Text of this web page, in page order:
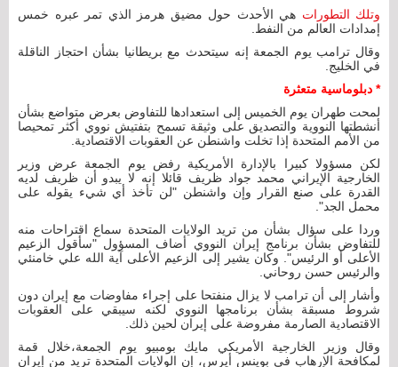
وتلك التطورات هي الأحدث حول مضيق هرمز الذي تمر عبره خمس
إمدادات العالم من النفط.
وقال ترامب يوم الجمعة إنه سيتحدث مع بريطانيا بشأن احتجاز الناقلة
في الخليج.
* دبلوماسية متعثرة
لمحت طهران يوم الخميس إلى استعدادها للتفاوض بعرض متواضع بشأن
أنشطتها النووية والتصديق على وثيقة تسمح بتفتيش نووي أكثر تمحيصا
من الأمم المتحدة إذا تخلت واشنطن عن العقوبات الاقتصادية.
لكن مسؤولا كبيرا بالإدارة الأمريكية رفض يوم الجمعة عرض وزير
الخارجية الإيراني محمد جواد ظريف قائلا إنه لا يبدو أن ظريف لديه
القدرة على صنع القرار وإن واشنطن "لن تأخذ أي شيء يقوله على
محمل الجد".
وردا على سؤال بشأن من تريد الولايات المتحدة سماع اقتراحات منه
للتفاوض بشأن برنامج إيران النووي أضاف المسؤول "سأقول الزعيم
الأعلى أو الرئيس". وكان يشير إلى الزعيم الأعلى آية الله علي خامنئي
والرئيس حسن روحاني.
وأشار إلى أن ترامب لا يزال منفتحا على إجراء مفاوضات مع إيران دون
شروط مسبقة بشأن برنامجها النووي لكنه سيبقي على العقوبات
الاقتصادية الصارمة مفروضة على إيران لحين ذلك.
وقال وزير الخارجية الأمريكي مايك بومبيو يوم الجمعة،خلال قمة
لمكافحة الإرهاب في بوينس أيرس، إن الولايات المتحدة تريد من إيران